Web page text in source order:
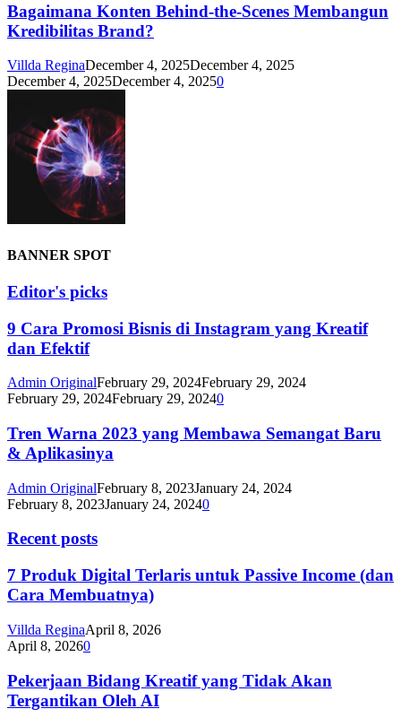
Bagaimana Konten Behind-the-Scenes Membangun
Kredibilitas Brand?
Villda ReginaDecember 4, 2025December 4, 2025
December 4, 2025December 4, 20250
BANNER SPOT
Editor's picks
9 Cara Promosi Bisnis di Instagram yang Kreatif
dan Efektif
Admin OriginalFebruary 29, 2024February 29, 2024
February 29, 2024February 29, 20240
Tren Warna 2023 yang Membawa Semangat Baru
& Aplikasinya
Admin OriginalFebruary 8, 2023January 24, 2024
February 8, 2023January 24, 20240
Recent posts
7 Produk Digital Terlaris untuk Passive Income (dan
Cara Membuatnya)
Villda ReginaApril 8, 2026
April 8, 20260
Pekerjaan Bidang Kreatif yang Tidak Akan
Tergantikan Oleh AI